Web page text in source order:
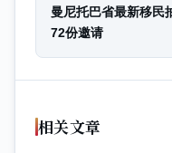
曼尼托巴省最新移民
72份邀请
相关文章